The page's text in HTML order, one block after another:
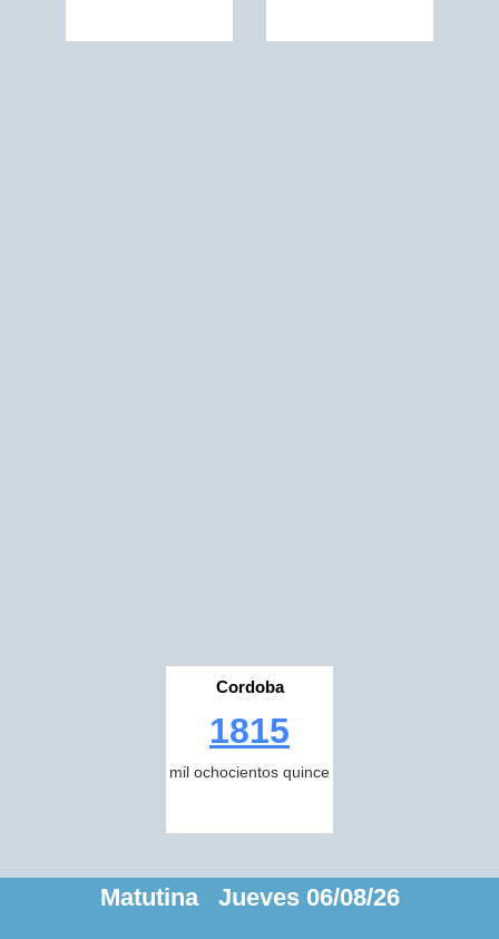
Cordoba
1815
mil ochocientos quince
Matutina Jueves 06/08/26